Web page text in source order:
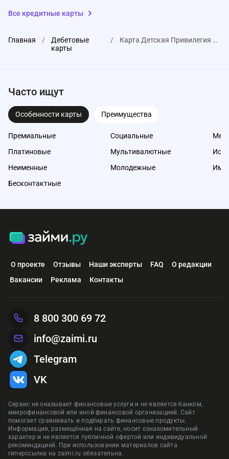
Все кредитные карты
Главная /
Дебетовые
карты
/ Карта Детская Привилегия от ВТБ
Часто ищут
Особенности карты Преимущества
Премиальные
Платиновые
Неименные
Бесконтактные
Социальные
Мультивалютные
Молодежные
О проекте Отзывы Наши эксперты FAQ
О редакции
Вакансии
Реклама Контакты
Сервис не оказывает финансовые услуги и не является банком,
микрофинансовой или иной финансовой организацией. Сайт
помогает сравнивать и подбирать финансовые продукты.
Информация, размещённая на сайте, носит ознакомительный
характер и не является публичной офертой или индивидуальной
рекомендацией. При использовании материалов сайта
гиперссылка на zaimi.ru обязательна.
8 800 300 69 72
info@zaimi.ru
Telegram
VK